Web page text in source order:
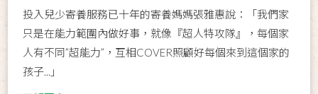
投入兒少寄養服務已十年的寄養媽媽張雅惠說：「我們家
只是在能力範圍內做好事，就像『超人特攻隊』，每個家
人有不同”超能力”，互相COVER照顧好每個來到這個家的
孩子...」